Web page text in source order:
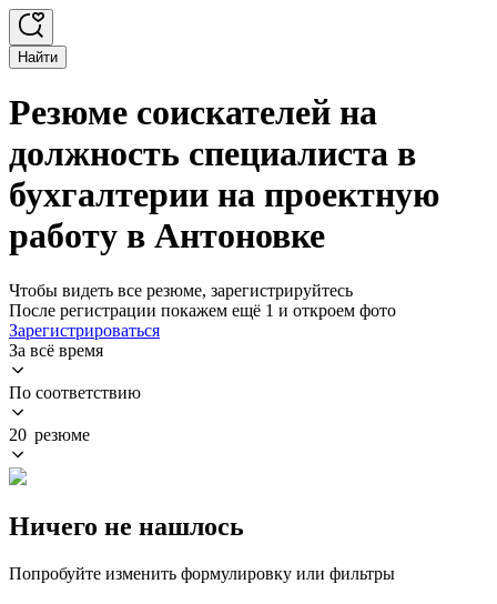
Найти
Резюме соискателей на
должность специалиста в
бухгалтерии на проектную
работу в Антоновке
Чтобы видеть все резюме, зарегистрируйтесь
После регистрации покажем ещё 1 и откроем фото
Зарегистрироваться
За всё время
По соответствию
20 резюме
Ничего не нашлось
Попробуйте изменить формулировку или фильтры